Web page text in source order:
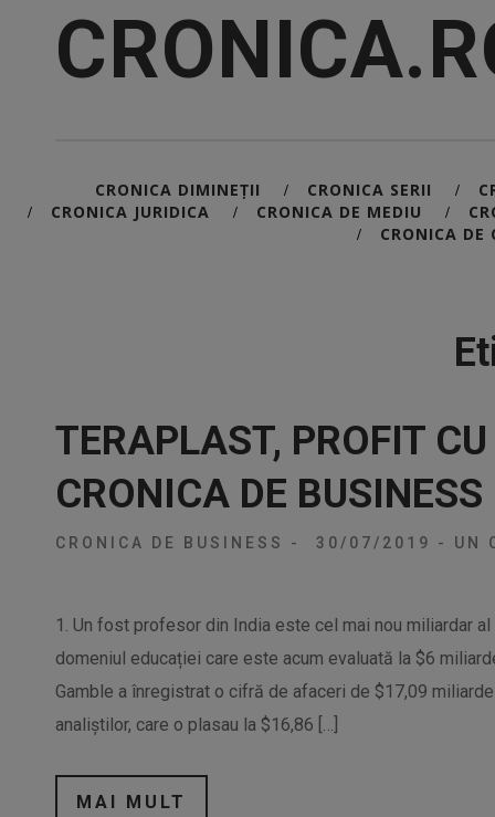
CRONICA DIMINEȚII / CRONICA SERII /
/ CRONICA JURIDICA / CRONICA DE MEDIU /
/ CRONICA DE
TERAPLAST, PROFIT
CRONICA DE BUSINESS
CRONICA DE BUSINESS - 30/07/2019 - UN
1. Un fost profesor din India este cel mai nou miliardar
domeniul educației care este acum evaluată la $6
Gamble a înregistrat o cifră de afaceri de $17,09
analiștilor, care o plasau la $16,86 […]
MAI MULT